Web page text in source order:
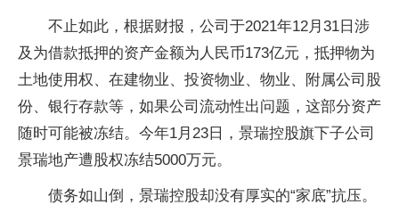
不止如此，根据财报，公司于2021年12月31日涉
及为借款抵押的资产金额为人民币173亿元，抵押物为
土地使用权、在建物业、 投资物业、物业、附属公司股
份、银行存款等，如果公司流动性出问题，这部分资产
随时可能被冻结。今年1月23日，景瑞控股旗下子公司
景瑞地产遭股权冻结5000万元。
债务如山倒，景瑞控股却没有厚实的“家底”抗压。